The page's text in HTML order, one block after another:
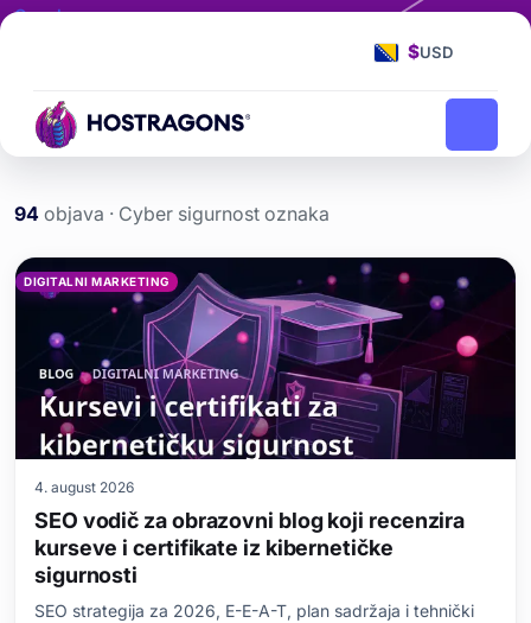
$USD
Oznaka
Početna stranica blog Cyber sigurnost
94 objava · Cyber sigurnost oznaka
Cyber sigurnost etiketi
DIGITALNI MARKETING
4. august 2026
SEO vodič za obrazovni blog koji recenzira
kurseve i certifikate iz kibernetičke
sigurnosti
SEO strategija za 2026, E-E-A-T, plan sadržaja i tehnički